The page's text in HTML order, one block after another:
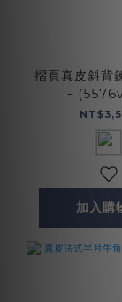
摺頁真皮斜背
-
加入購